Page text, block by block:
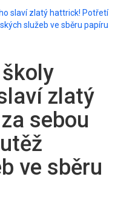
slaví zlatý hattrick! Potřetí
služeb ve sběru papíru
zlatý
sebou
ve sběru